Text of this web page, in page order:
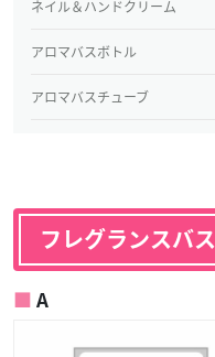
ネイル＆ハンドクリーム
アロマバスボトル
アロマバスチューブ
フレグランスバ
A